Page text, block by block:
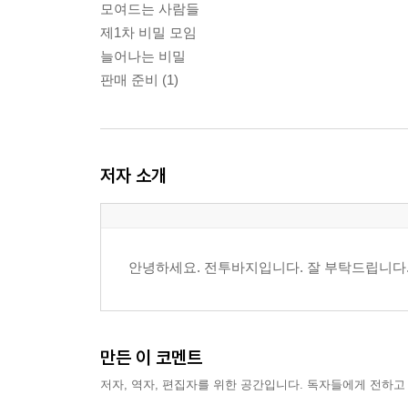
모여드는 사람들
제1차 비밀 모임
늘어나는 비밀
판매 준비 (1)
저자 소개
안녕하세요. 전투바지입니다. 잘 부탁드립니
만든 이 코멘트
저자, 역자, 편집자를 위한 공간입니다. 독자들에게 전하